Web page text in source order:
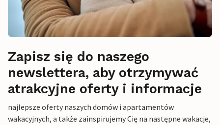
Zapisz się do naszego
newslettera, aby otrzymywać
atrakcyjne oferty i informacje
najlepsze oferty naszych domów i apartamentów
wakacyjnych, a także zainspirujemy Cię na następne wakacje,